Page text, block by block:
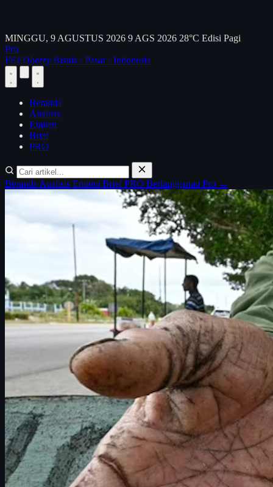
MINGGU, 9 AGUSTUS 2026 9 AGS 2026 28°C Edisi Pagi
Pro
FEEDberry Bisnis · Pasar · Indonesia
Beranda
Analisis
Emiten
Brief
PRO
Beranda Analisis Emiten BriefPRO Berlangganan Pro →